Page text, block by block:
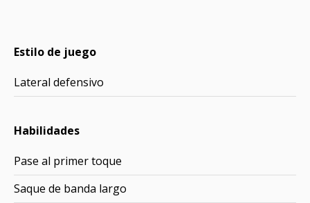
Estilo de juego
Lateral defensivo
Habilidades
Pase al primer toque
Saque de banda largo